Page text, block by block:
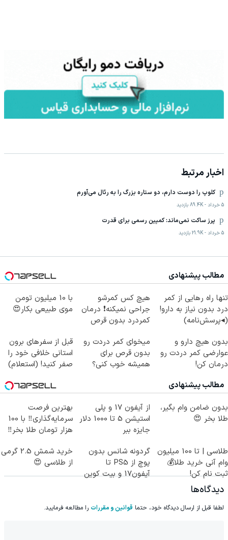
اخبار مرتبط
کلوپ را دوست دارم، دو ستاره بزرگ را به رئال می‌آورم
5 خرداد -
89.4K بازدید
پرز ساکت نمی‌ماند: کمپین رسمی برای قدرت
5 خرداد -
21.9K بازدید
مطالب پیشنهادی
تنها راه رهایی از کمر
درد بدون نیاز به دارو!
(◂پرسش‌نامه)
هیچ کس کمرشو
جراحی نمیکنه❗ درمان
کمردرد بدون قرص
با 10 میلیون تومن
موی طبیعی بکار😍
بدون هیچ دارو و
عوارضی کمر دردت رو
درمان کن!
میخوای کمر دردت رو
بدون قرص برای
همیشه خوب کنی؟
قبل از سفرهای برون
استانی خلافی خود را
صفر کنید! (استعلام)
مطالب پیشنهادی
بدون ضامن وام بگیر،
طلا بخر 😍
از آیفون 17 و پلی
استیشن 5 تا 1000 دلار
جایزه ببر
بهترین فرصت
سرمایه‌گذاری‼️ با 100
هزار تومان طلا بخر‼️
طلاسی | تا 100 میلیون
وام آنی خرید طلا💰
ثبت نام کن!
گردونه شانس بدون
پوچ از PS5 تا
آیفون17 و بیت کوین
خرید شمش 2.5 گرمی
از طلاسی 😍
دیدگاه‌ها
لطفا قبل از ارسال دیدگاه خود، حتما قوانین و مقررات را مطالعه فرمایید.